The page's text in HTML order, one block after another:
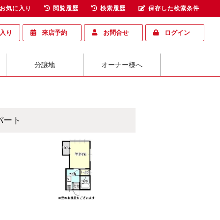
り 来店予約 お問合せ ログイン
分譲地 オーナー様へ
ート
お気に入り 閲覧履歴 検索履歴 保存した検索条件